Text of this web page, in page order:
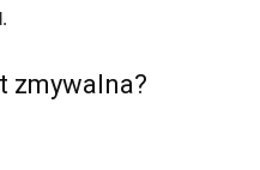
zmywalna?